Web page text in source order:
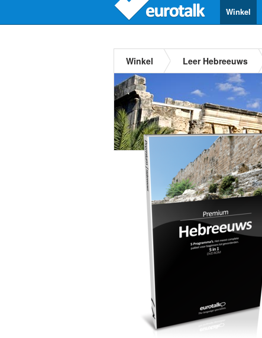
Winkel
Winkel Leer Hebreeuws